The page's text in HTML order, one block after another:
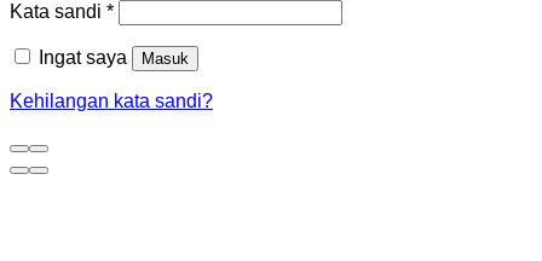
Kata sandi *
Ingat saya Masuk
Kehilangan kata sandi?